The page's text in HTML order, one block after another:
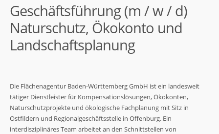
Geschäftsführung (m / w / d)
Naturschutz, Ökokonto und
Landschaftsplanung
Die Flächenagentur Baden-Württemberg GmbH ist ein landesweit
tätiger Dienstleister für Kompensationslösungen, Ökokonten,
Naturschutzprojekte und ökologische Fachplanung mit Sitz in
Ostfildern und Regionalgeschäftsstelle in Offenburg. Ein
interdisziplinäres Team arbeitet an den Schnittstellen von